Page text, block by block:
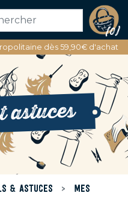
(0)
dès 59,90€ d'achat
astuces
& ASTUCES
MES